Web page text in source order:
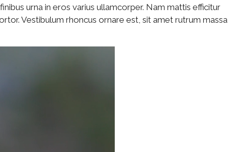
urna in eros varius ullamcorper. Nam mattis efficitur
Vestibulum rhoncus ornare est, sit amet rutrum massa